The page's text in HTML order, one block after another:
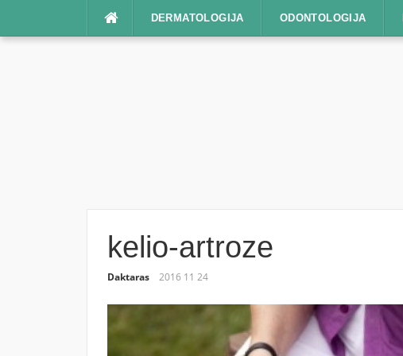
DERMATOLOGIJA ODONTOLOGIJA
kelio-artroze
Daktaras 2016 11 24